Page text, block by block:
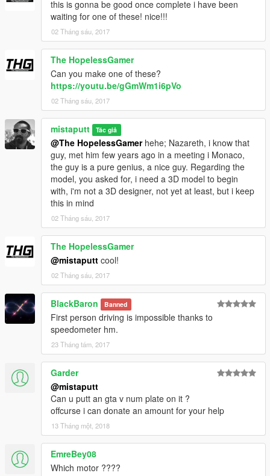
this is gonna be good once complete i have been
waiting for one of these! nice!!!
02 Tháng sáu, 2017
The HopelessGamer
Can you make one of these?
https://youtu.be/gGmWm1i6pVo
02 Tháng sáu, 2017
mistaputt Tác giả
@The HopelessGamerhehe; Nazareth, i know that
guy, met him few years ago in a meeting i Monaco,
the guy is a pure genius, a nice guy. Regarding the
model, you asked for, i need a 3D model to begin
with, i'm not a 3D designer, not yet at least, but i keep
this in mind
02 Tháng sáu, 2017
The HopelessGamer
@mistaputt cool!
02 Tháng sáu, 2017
BlackBaron Banned
First person driving is impossible thanks to
speedometer hm.
23 Tháng tám, 2017
Garder
@mistaputt
Can u putt an gta v num plate on it ?
offcurse i can donate an amount for your help
13 Tháng một, 2018
EmreBey08
Which motor ????